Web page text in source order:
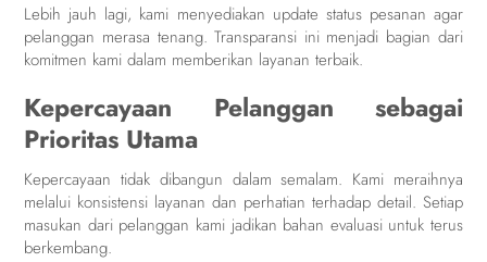
Lebih jauh lagi, kami menyediakan update status pesanan agar
pelanggan merasa tenang. Transparansi ini menjadi bagian dari
komitmen kami dalam memberikan layanan terbaik.
Kepercayaan Pelanggan sebagai
Prioritas Utama
Kepercayaan tidak dibangun dalam semalam. Kami meraihnya
melalui konsistensi layanan dan perhatian terhadap detail. Setiap
masukan dari pelanggan kami jadikan bahan evaluasi untuk terus
berkembang.